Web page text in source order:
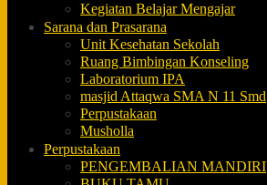
Kegiatan Belajar Mengajar
Sarana dan Prasarana
Unit Kesehatan Sekolah
Ruang Bimbingan Konseling
Laboratorium IPA
masjid Attaqwa SMA N 11 Smd
Perpustakaan
Musholla
Perpustakaan
PENGEMBALIAN MANDIRI